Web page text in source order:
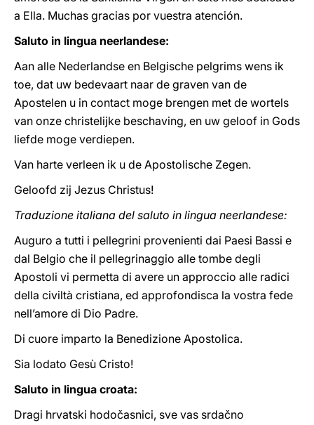
a Ella. Muchas gracias por vuestra atención.
Saluto in lingua neerlandese:
Aan alle Nederlandse en Belgische pelgrims wens ik
toe, dat uw bedevaart naar de graven van de
Apostelen u in contact moge brengen met de wortels
van onze christelijke beschaving, en uw geloof in Gods
liefde moge verdiepen.
Van harte verleen ik u de Apostolische Zegen.
Geloofd zij Jezus Christus!
Traduzione italiana del saluto in lingua neerlandese:
Auguro a tutti i pellegrini provenienti dai Paesi Bassi e
dal Belgio che il pellegrinaggio alle tombe degli
Apostoli vi permetta di avere un approccio alle radici
della civiltà cristiana, ed approfondisca la vostra fede
nell’amore di Dio Padre.
Di cuore imparto la Benedizione Apostolica.
Sia lodato Gesù Cristo!
Saluto in lingua croata:
Dragi hrvatski hodočasnici, sve vas srdačno